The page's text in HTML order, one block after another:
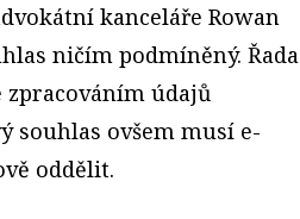
kanceláře Rowan
ničím podmíněný. Řada
údajů
souhlas ovšem musí e-
oddělit.